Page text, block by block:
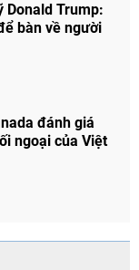
Donald Trump:
bàn về người
đánh giá
ngoại của Việt